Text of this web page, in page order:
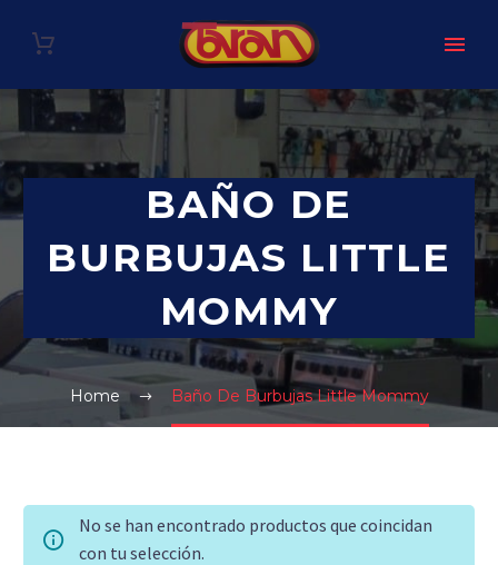
BAÑO DE
BURBUJAS LITTLE
MOMMY
Home Baño De Burbujas Little Mommy
No se han encontrado productos que coincidan
con tu selección.